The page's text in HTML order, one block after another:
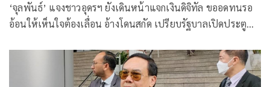
‘จุลพันธ์’ แจงชาวอุดรฯ ยังเดินหน้าแจกเงินดิจิทัล ขออดทนรอ
อ้อนให้เห็นใจต้องเลื่อน อ้างโดนสกัด เปรียบรัฐบาลเปิดประตู